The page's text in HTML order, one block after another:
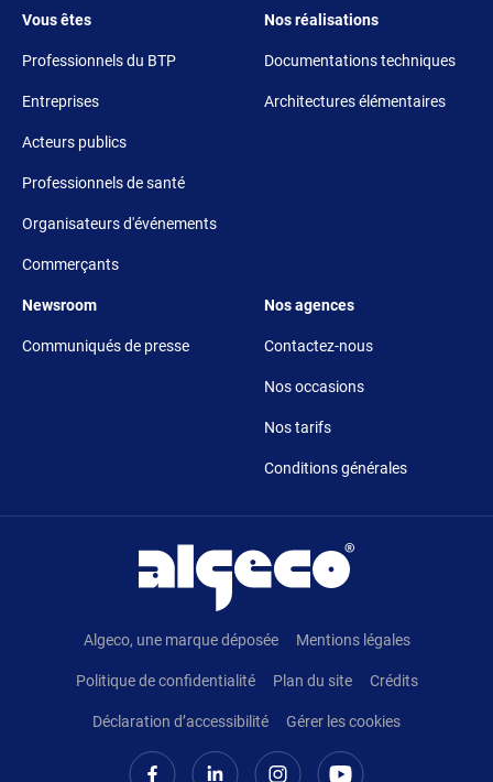
Footer 3
Vous êtes
Professionnels du BTP
Entreprises
Acteurs publics
Professionnels de santé
Organisateurs d'événements
Commerçants
Footer 4
Nos réalisations
Documentations techniques
Architectures élémentaires
Footer 5
Newsroom
Communiqués de presse
Footer 6
Nos agences
Contactez-nous
Nos occasions
Nos tarifs
Conditions générales
Algeco, une marque déposée Mentions légales
Politique de confidentialité Plan du site Crédits
Déclaration d’accessibilité Gérer les cookies